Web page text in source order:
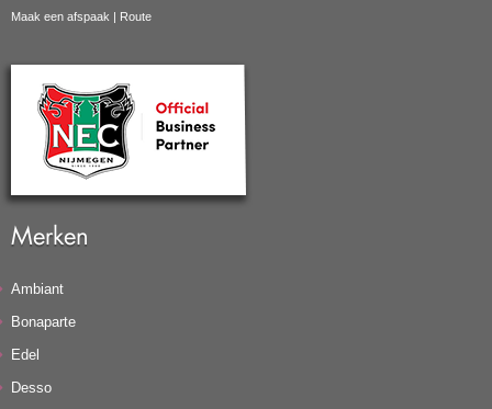
Maak een afspaak Route
Merken
Ambiant
Bonaparte
Edel
Desso